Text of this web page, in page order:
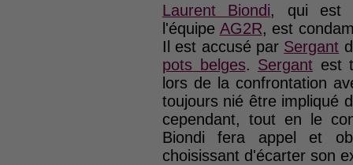
Laurent Biondi, qui est
l'équipe AG2R, est
Il est accusé par Sergant
pots belges. Sergant est
lors de la confrontation
toujours nié être impliqué
cependant, tout en le
Biondi fera appel et
choisissant d'écarter son